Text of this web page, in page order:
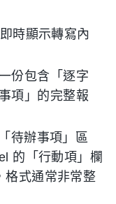
時顯示轉寫內
份包含「逐字
項」的完整報
待辦事項」區
的「行動項」欄
格式通常非常整